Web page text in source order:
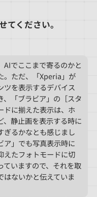
てください。
AIでここまで寄るのかと
。ただ、「Xperia」が
ツを表示するデバイス
、「ブラビア」の［スタ
ドに揃えた表示は、ホ
、静止画を表示する時に
ぎるかなとも感じまし
ア」でも写真表示時に
えたフォトモードに切
ていますので、それを取
はないかと伝えていま